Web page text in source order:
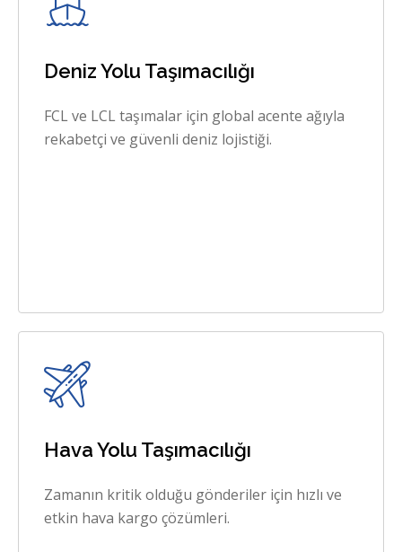
Deniz Yolu Taşımacılığı
FCL ve LCL taşımalar için global acente ağıyla
rekabetçi ve güvenli deniz lojistiği.
Hava Yolu Taşımacılığı
Zamanın kritik olduğu gönderiler için hızlı ve
etkin hava kargo çözümleri.